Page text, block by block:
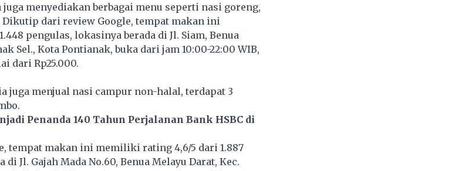
juga menyediakan berbagai menu seperti nasi goreng,
dari review Google, tempat makan ini
pengulas, lokasinya berada di Jl. Siam, Benua
Sel., Kota Pontianak, buka dari jam 10:00-22:00 WIB,
dari Rp25.000.
juga menjual nasi campur non-halal, terdapat 3
Penanda 140 Tahun Perjalanan Bank HSBC di
tempat makan ini memiliki rating 4,6/5 dari 1.887
Jl. Gajah Mada No.60, Benua Melayu Darat, Kec.